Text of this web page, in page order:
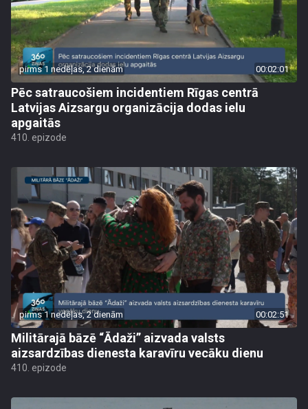
pirms 1 nedēļas, 2 dienām 00:02:01
Pēc satraucošiem incidentiem Rīgas centrā
Latvijas Aizsargu organizācija dodas ielu
apgaitās
410. epizode
pirms 1 nedēļas, 2 dienām 00:02:51
Militārajā bāzē “Ādaži” aizvada valsts
aizsardzības dienesta karavīru vecāku dienu
410. epizode